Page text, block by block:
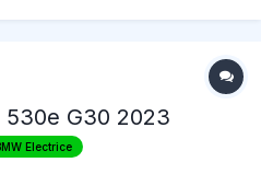
530e G30 2023
Electrice